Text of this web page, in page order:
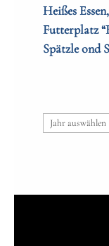
Heißes
Futterplatz
Spätzle ond